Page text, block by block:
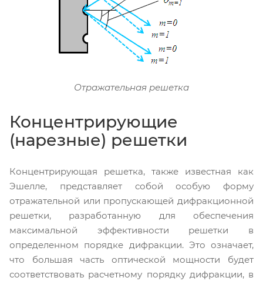
Отражательная решетка
Концентрирующие
(нарезные) решетки
Концентрирующая решетка, также известная как
Эшелле, представляет собой особую форму
отражательной или пропускающей дифракционной
решетки, разработанную для обеспечения
максимальной эффективности решетки в
определенном порядке дифракции. Это означает,
что большая часть оптической мощности будет
соответствовать расчетному порядку дифракции, в